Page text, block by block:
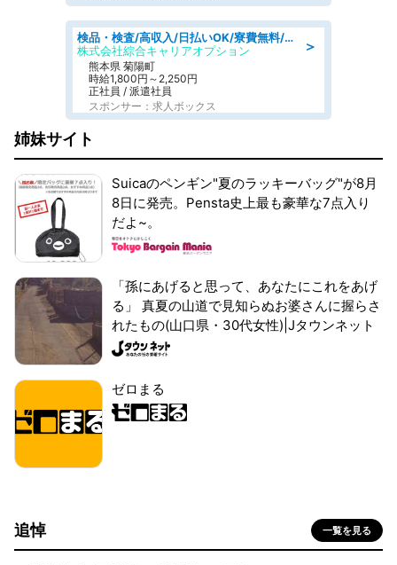
＞
検品・検査/高収入/日払いOK/寮費無料/日勤/20・30・40代活躍中
株式会社綜合キャリアオプション
熊本県 菊陽町
時給1,800円～2,250円
正社員 / 派遣社員
スポンサー：求人ボックス
姉妹サイト
Suicaのペンギン"夏のラッキーバッグ"が8月
8日に発売。Pensta史上最も豪華な7点入り
だよ~。
「孫にあげると思って、あなたにこれをあげ
る」 真夏の山道で見知らぬお婆さんに握らさ
れたもの(山口県・30代女性)|Jタウンネット
ゼロまる
追悼 一覧を見る